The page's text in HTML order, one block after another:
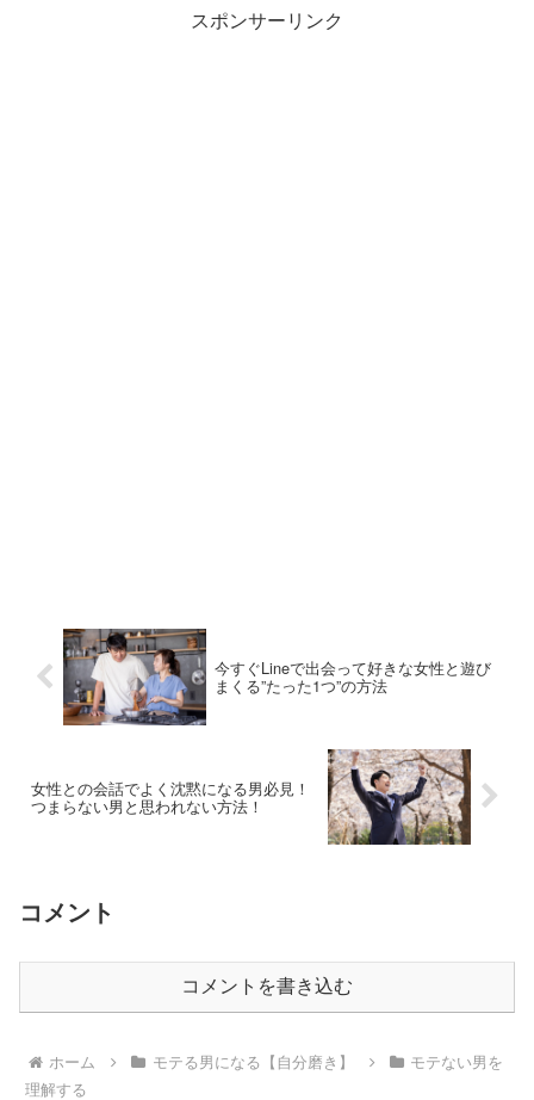
スポンサーリンク
今すぐLineで出会って好きな女性と遊び
まくる”たった1つ”の方法
女性との会話でよく沈黙になる男必見！
つまらない男と思われない方法！
コメント
コメントを書き込む
ホーム モテる男になる【自分磨き】
モテない男を
理解する